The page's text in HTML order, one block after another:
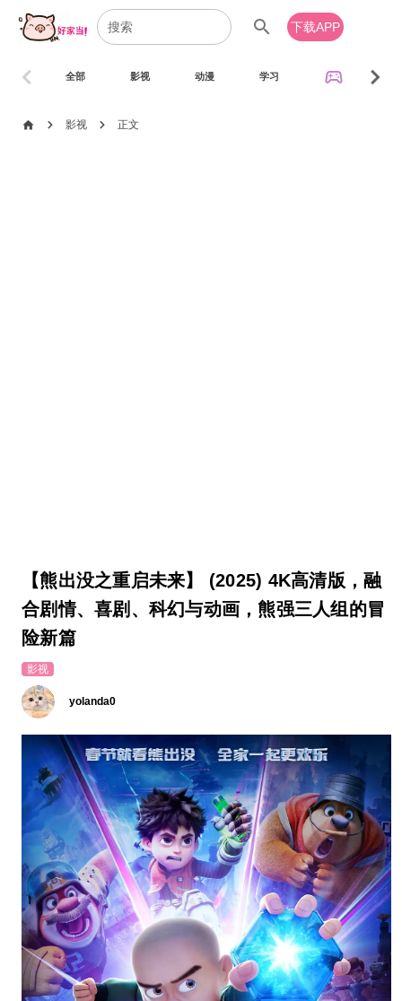
search 下载APP
全部 影视 动漫 学习 sports_esports
chevron_left chevron_right
home chevron_right 影视 chevron_right 正文
【熊出没之重启未来】 (2025) 4K高清版，融
合剧情、喜剧、科幻与动画，熊强三人组的冒
险新篇
影视
yolanda0